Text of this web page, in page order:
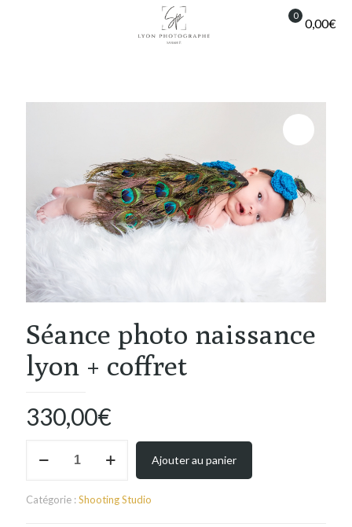
0
0,00€
Séance photo naissance
lyon + coffret
330,00€
naissance
Ajouter au panier
Catégorie :Shooting Studio